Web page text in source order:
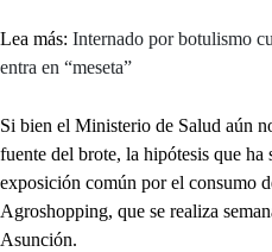
Lea más: Internado por botulismo
entra en “meseta”
Si bien el Ministerio de Salud aún
fuente del brote, la hipótesis que ha
exposición común por el consumo
Agroshopping, que se realiza
Asunción.